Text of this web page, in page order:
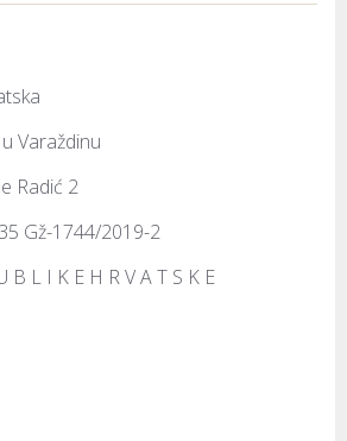
Varaždinu
Radić 2
Gž-1744/2019-2
B L I K E H R V A T S K E